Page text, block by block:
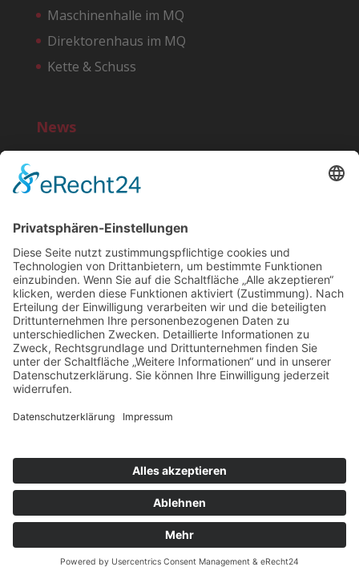
Maschinenhalle im MQ
Direktorenhaus im MQ
Kette & Schuss
News
Bereit für einen noi!-Start?
10 Jahre noi!
»Deutschland feiert in Neuwerk« – Rheinische
Post, 25.11.2016
Rollbahn als Teststrecke
Suchen Cookie-Banner
Einstellungen
Copyright © 2025, 2026 noi! Events GmbH. Alle Rechte
vorbehalten.Impressum.Datenschutz.